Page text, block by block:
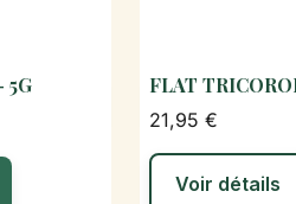
5G FLAT
21,95 €
Voir détails